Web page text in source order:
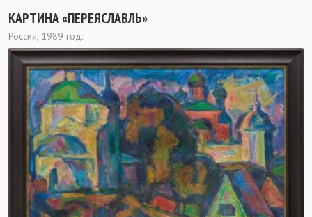
КАРТИНА «ПЕРЕЯСЛАВЛЬ»
Россия, 1989 год.